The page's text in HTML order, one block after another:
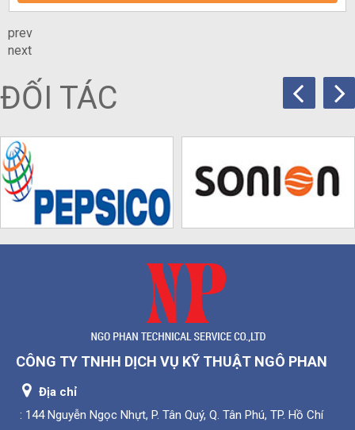
prev
next
ĐỐI TÁC
CÔNG TY TNHH DỊCH VỤ KỸ THUẬT NGÔ PHAN
Địa chỉ
: 144 Nguyễn Ngọc Nhựt, P. Tân Quý, Q. Tân Phú, TP. Hồ Chí